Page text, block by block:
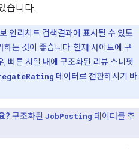
습니다.
인리치드 검색결과에 표시될 수 있도
하는 것이 좋습니다. 현재 사이트에 구
빠른 시일 내에 구조화된 리뷰 스니펫
데이터로 전환하시기 바
? 구조화된 JobPosting 데이터를 추